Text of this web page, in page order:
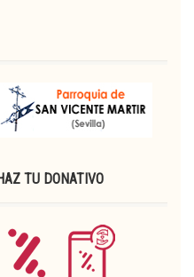
TU DONATIVO